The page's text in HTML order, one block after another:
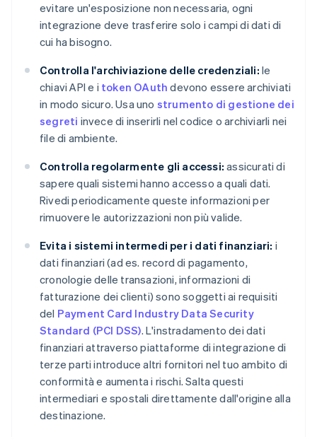
evitare un'esposizione non necessaria, ogni
integrazione deve trasferire solo i campi di dati di
cui ha bisogno.
Controlla l'archiviazione delle credenziali: le
chiavi API e i token OAuth devono essere archiviati
in modo sicuro. Usa uno strumento di gestione dei
segreti invece di inserirli nel codice o archiviarli nei
file di ambiente.
Controlla regolarmente gli accessi: assicurati di
sapere quali sistemi hanno accesso a quali dati.
Rivedi periodicamente queste informazioni per
rimuovere le autorizzazioni non più valide.
Evita i sistemi intermedi per i dati finanziari: i
dati finanziari (ad es. record di pagamento,
cronologie delle transazioni, informazioni di
fatturazione dei clienti) sono soggetti ai requisiti
del Payment Card Industry Data Security
Standard (PCI DSS). L'instradamento dei dati
finanziari attraverso piattaforme di integrazione di
terze parti introduce altri fornitori nel tuo ambito di
conformità e aumenta i rischi. Salta questi
intermediari e spostali direttamente dall'origine alla
destinazione.